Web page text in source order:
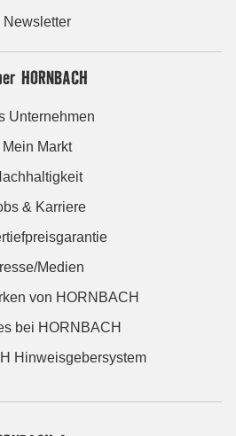
Newsletter
HORNBACH
Unternehmen
Mein Markt
& Karriere
Medien
von HORNBACH
bei HORNBACH
Hinweisgebersystem